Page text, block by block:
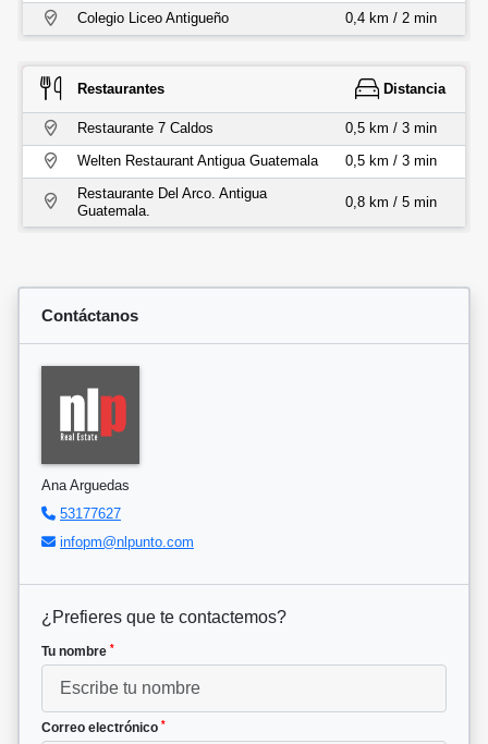
Colegio Liceo Antigueño
0,4 km / 2 min
Restaurantes Distancia
Restaurante 7 Caldos
0,5 km / 3 min
Welten Restaurant Antigua Guatemala
0,5 km / 3 min
Restaurante Del Arco. Antigua
Guatemala.
0,8 km / 5 min
Contáctanos
Ana Arguedas
53177627
infopm@nlpunto.com
¿Prefieres que te contactemos?
Tu nombre *
Correo electrónico *